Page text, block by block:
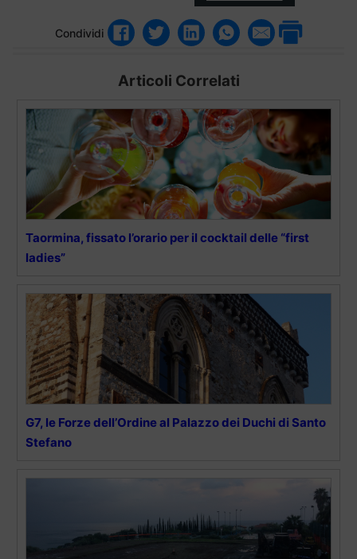
Condividi
Articoli Correlati
Taormina, fissato l’orario per il cocktail delle “first
ladies”
G7, le Forze dell’Ordine al Palazzo dei Duchi di Santo
Stefano